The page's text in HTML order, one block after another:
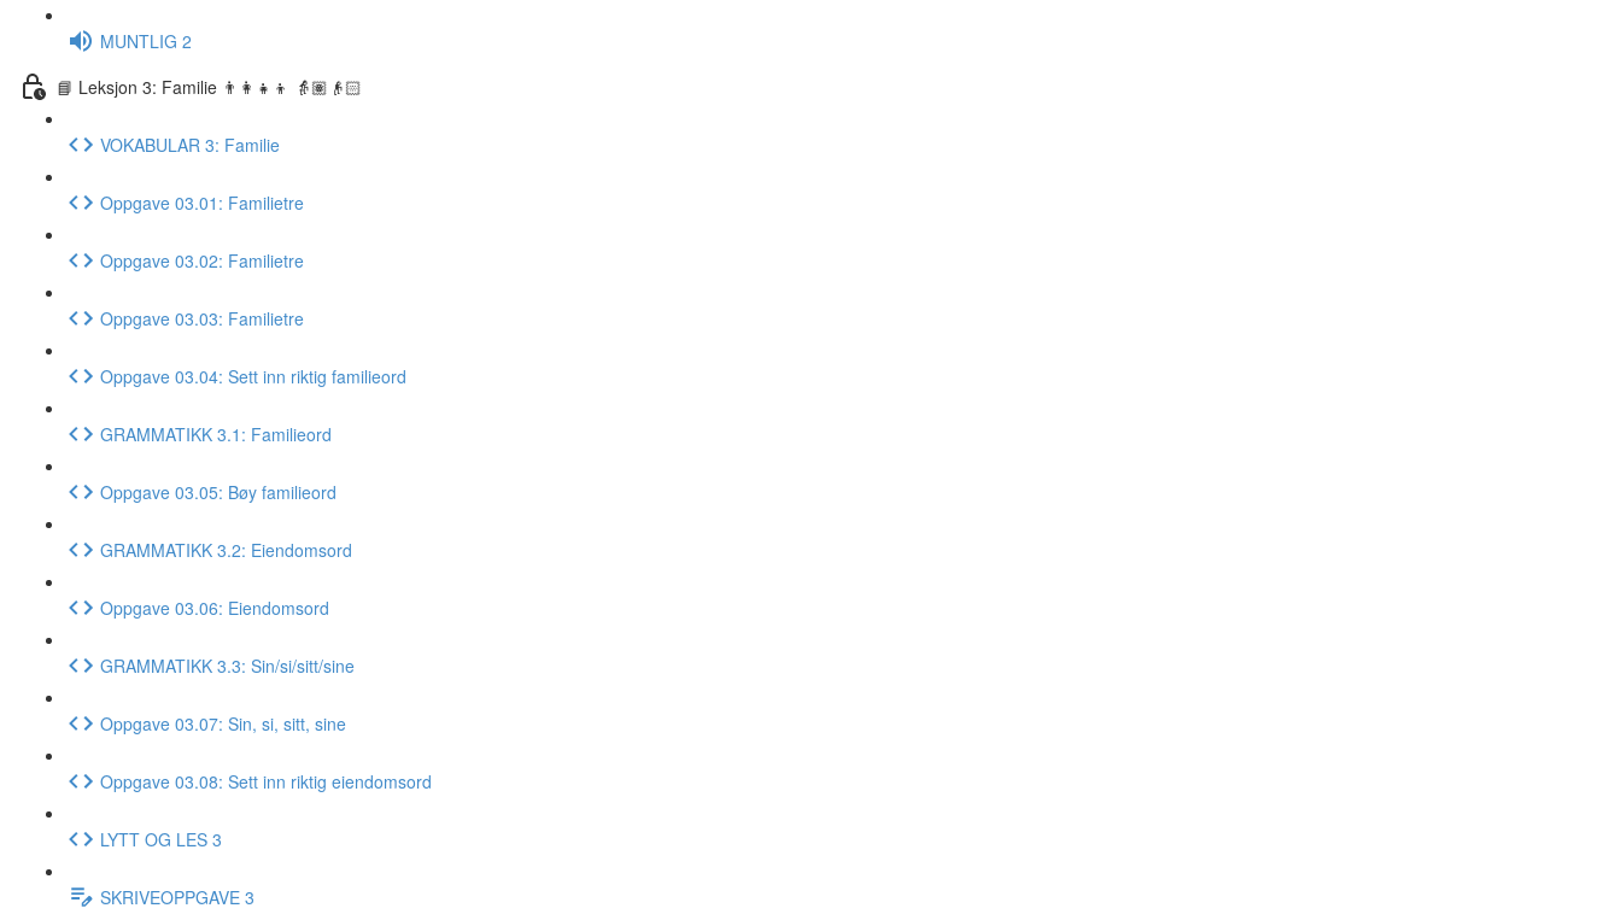
MUNTLIG 2
📘 Leksjon 3: Familie 👨‍👩‍👧‍👦 👵🏽👴🏻
VOKABULAR 3: Familie
Oppgave 03.01: Familietre
Oppgave 03.02: Familietre
Oppgave 03.03: Familietre
Oppgave 03.04: Sett inn riktig familieord
GRAMMATIKK 3.1: Familieord
Oppgave 03.05: Bøy familieord
GRAMMATIKK 3.2: Eiendomsord
Oppgave 03.06: Eiendomsord
GRAMMATIKK 3.3: Sin/si/sitt/sine
Oppgave 03.07: Sin, si, sitt, sine
Oppgave 03.08: Sett inn riktig eiendomsord
LYTT OG LES 3
SKRIVEOPPGAVE 3